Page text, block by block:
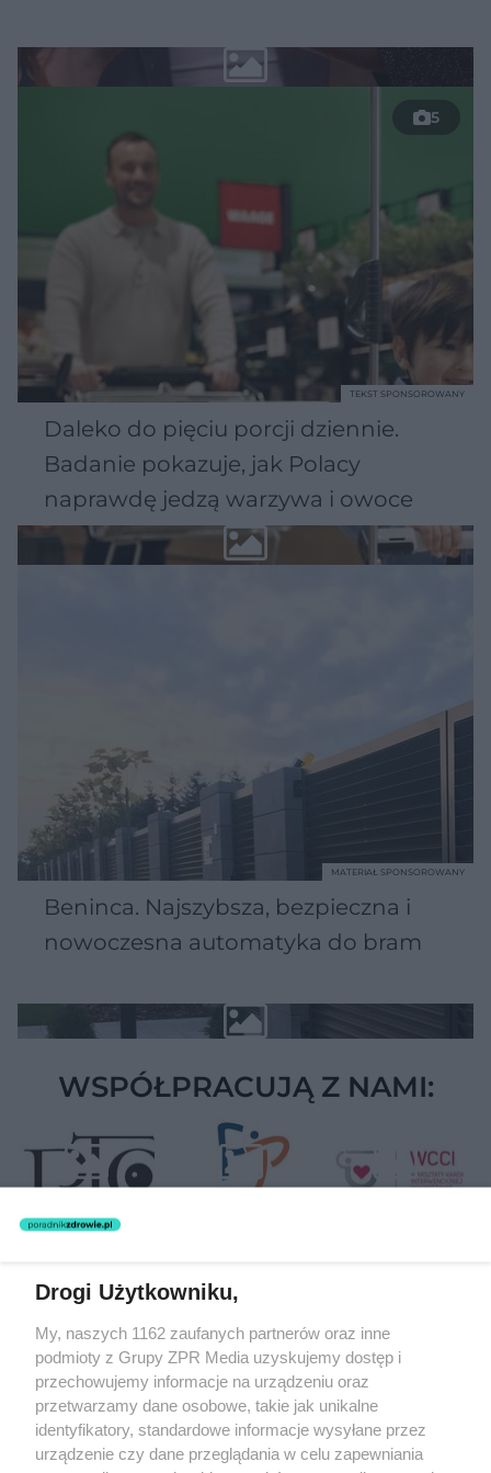
5
Daleko do pięciu porcji dziennie.
Badanie pokazuje, jak Polacy
naprawdę jedzą warzywa i owoce
TEKST SPONSOROWANY
Beninca. Najszybsza, bezpieczna i
nowoczesna automatyka do bram
MATERIAŁ SPONSOROWANY
WSPÓŁPRACUJĄ Z NAMI:
rozpowszechniany lub dalej rozpowszechniany w jakikolwiek sposób
(w tym także elektroniczny lub mechaniczny) na jakimkolwiek polu
eksploatacji w jakiejkolwiek formie, włącznie z umieszczaniem w
Internecie bez pisemnej zgody właściciela praw. Jakiekolwiek użycie
lub wykorzystanie utworów w całości lub w części z naruszeniem
prawa, tzn. bez właściwej zgody, jest zabronione pod groźbą kary i
może być ścigane prawnie.
Drogi Użytkowniku,
My, naszych 1162 zaufanych partnerów oraz inne
podmioty z Grupy ZPR Media uzyskujemy dostęp i
przechowujemy informacje na urządzeniu oraz
przetwarzamy dane osobowe, takie jak unikalne
identyfikatory, standardowe informacje wysyłane przez
urządzenie czy dane przeglądania w celu zapewniania